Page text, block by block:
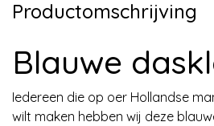
Productomschrijving
Blauwe
Iedereen die op oer Hollandse
wilt maken hebben wij deze